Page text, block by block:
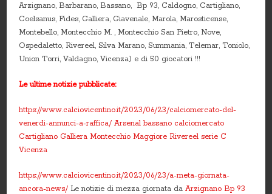
Arzignano, Barbarano, Bassano, Bp 93, Caldogno, Cartigliano,
Coelsanus, Fides, Galliera, Giavenale, Marola, Marosticense,
Montebello, Montecchio M. , Montecchio San Pietro, Nove,
Ospedaletto, Rivereel, Silva Marano, Summania, Telemar, Toniolo,
Union Torri, Valdagno, Vicenza) e di 50 giocatori !!!
Le ultime notizie pubblicate:
https://www.calciovicentino.it/2023/06/23/calciomercato-del-
venerdi-annunci-a-raffica/ Arsenal bassano calciomercato
Cartigliano Galliera Montecchio Maggiore Rivereel serie C
Vicenza
https://www.calciovicentino.it/2023/06/23/a-meta-giornata-
ancora-news/ Le notizie di mezza giornata daArzignano Bp 93